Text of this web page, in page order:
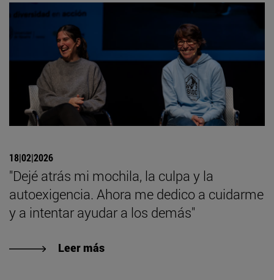
18|02|2026
"Dejé atrás mi mochila, la culpa y la
autoexigencia. Ahora me dedico a cuidarme
y a intentar ayudar a los demás"
Leer más